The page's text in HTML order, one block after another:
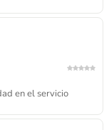
en el servicio